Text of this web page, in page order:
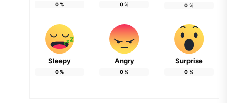
0% 0% 0%
Sleepy
0%
Angry
0%
Surprise
0%